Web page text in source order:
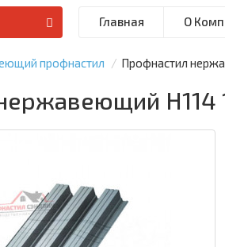
Главная О
профнастил Профнастил
Н114